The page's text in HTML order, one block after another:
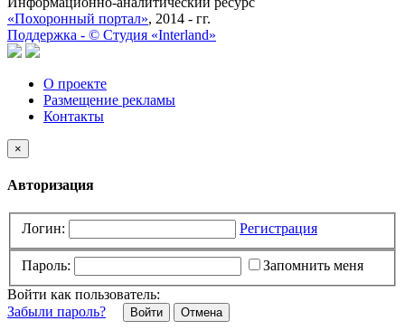
«Похоронный портал», 2014 - гг.
Поддержка - © Cтудия «Interland»
О проекте
Размещение рекламы
Контакты
×
Авторизация
Логин: Регистрация
Пароль:
Запомнить меня
Войти как пользователь:
Забыли пароль?
Отмена